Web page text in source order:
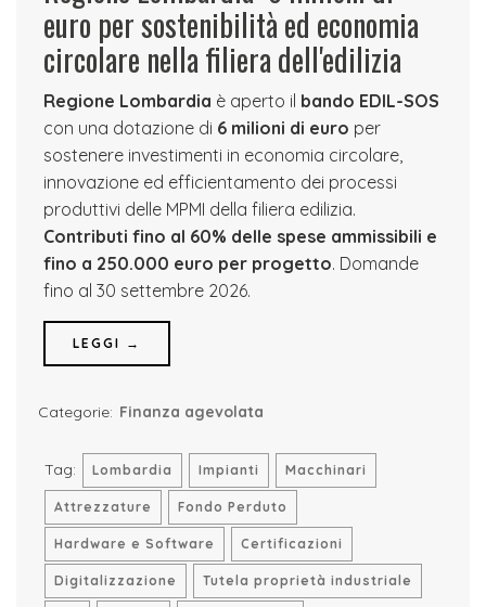
euro per sostenibilità ed economia
circolare nella filiera dell'edilizia
Regione Lombardia è aperto il bando EDIL-SOS
con una dotazione di 6 milioni di euro per
sostenere investimenti in economia circolare,
innovazione ed efficientamento dei processi
produttivi delle MPMI della filiera edilizia.
Contributi fino al 60% delle spese ammissibili e
fino a 250.000 euro per progetto. Domande
fino al 30 settembre 2026.
LEGGI →
Categorie: Finanza agevolata
Tag: Lombardia Impianti Macchinari
Attrezzature Fondo Perduto
Hardware e Software Certificazioni
Digitalizzazione Tutela proprietà industriale